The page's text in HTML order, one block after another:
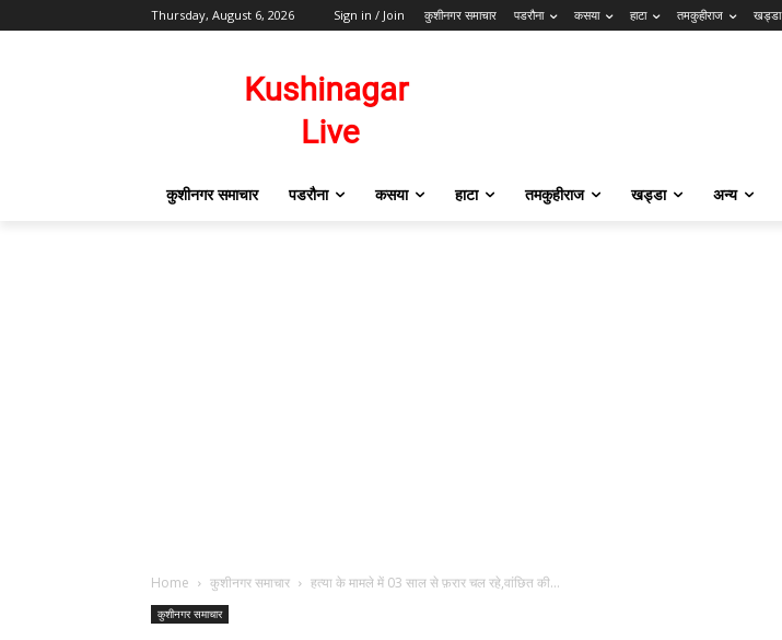
Thursday, August 6, 2026 Sign in / Join कुशीनगर समाचार पडरौना कसया हाटा तमकुहीराज खड्डा
कुशीनगर समाचार पडरौना कसया हाटा तमकुहीराज खड्डा अन्य
Home कुशीनगर समाचार हत्या के मामले में 03 साल से फ़रार चल रहे,वांछित की...
कुशीनगर समाचार